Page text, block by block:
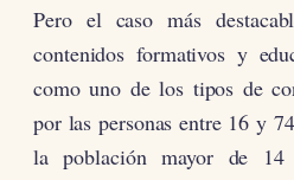
Pero el caso más
contenidos formativos y
como uno de los tipos de
por las personas entre 16 y
la población mayor de